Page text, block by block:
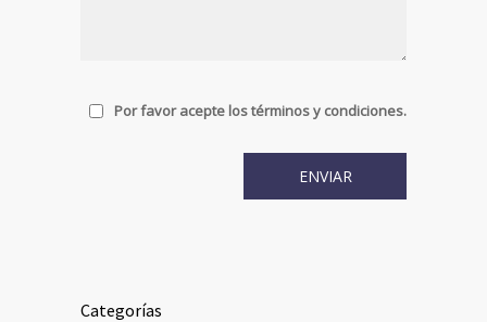
Por favor acepte los términos y condiciones.
Categorías